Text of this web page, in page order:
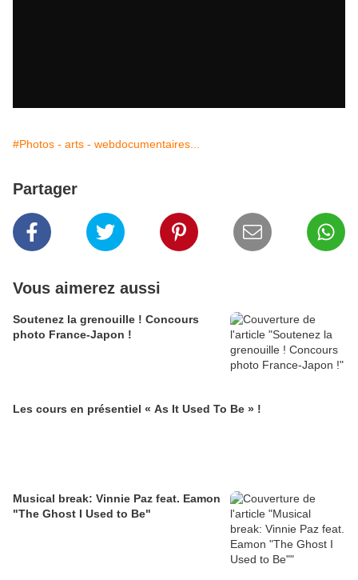
#Photos - arts - webdocumentaires...
Partager
Vous aimerez aussi
Soutenez la grenouille ! Concours
photo France-Japon !
Les cours en présentiel « As It Used To Be » !
Musical break: Vinnie Paz feat. Eamon
"The Ghost I Used to Be"